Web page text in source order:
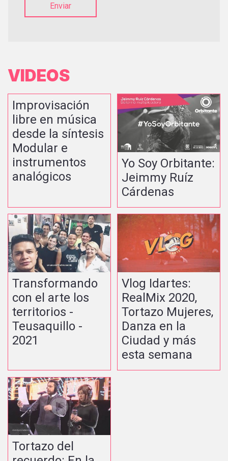
Enviar
VIDEOS
Improvisación
libre en música
desde la síntesis
Modular e
instrumentos
analógicos
Yo Soy Orbitante:
Jeimmy Ruíz
Cárdenas
Transformando
con el arte los
territorios -
Teusaquillo -
2021
Vlog Idartes:
RealMix 2020,
Tortazo Mujeres,
Danza en la
Ciudad y más
esta semana
Tortazo del